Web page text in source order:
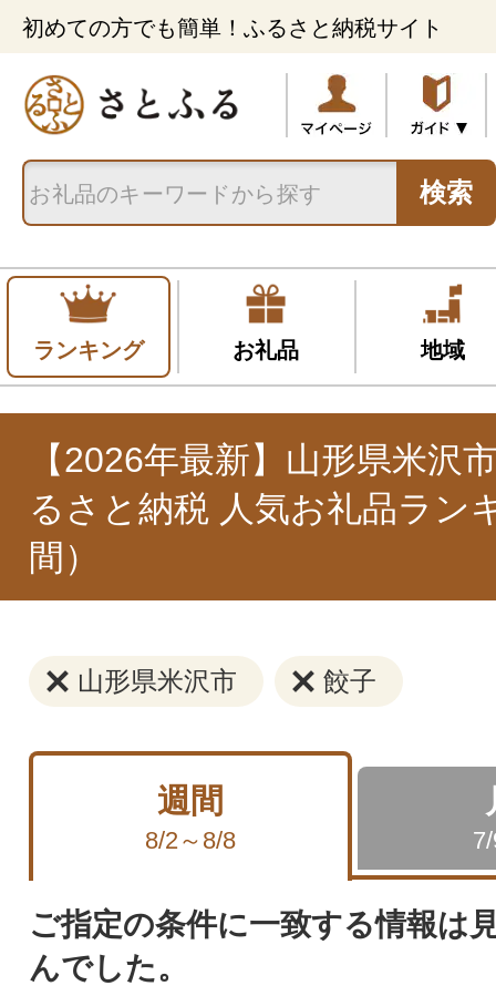
初めての方でも簡単！ふるさと納税サイト
検索
ランキング お礼品 地域
【2026年最新】山形県米沢
るさと納税 人気お礼品ラン
間）
山形県米沢市 餃子
週間
8/2～8/8
ご指定の条件に一致する情報は
んでした。